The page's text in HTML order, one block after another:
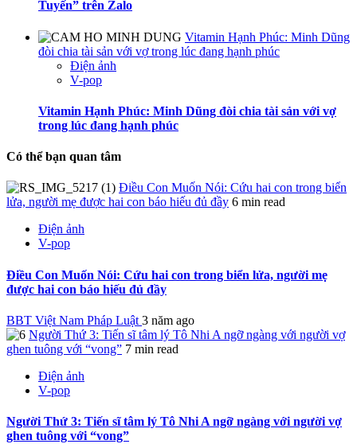
Tuyến” trên Zalo
Vitamin Hạnh Phúc: Minh Dũng
đòi chia tài sản với vợ trong lúc đang hạnh phúc
Điện ảnh
V-pop
Vitamin Hạnh Phúc: Minh Dũng đòi chia tài sản với vợ
trong lúc đang hạnh phúc
Có thể bạn quan tâm
Điều Con Muốn Nói: Cứu hai con trong biển
lửa, người mẹ được hai con báo hiếu đủ đầy 6 min read
Điện ảnh
V-pop
Điều Con Muốn Nói: Cứu hai con trong biển lửa, người mẹ
được hai con báo hiếu đủ đầy
BBT Việt Nam Pháp Luật 3 năm ago
Người Thứ 3: Tiến sĩ tâm lý Tô Nhi A ngỡ ngàng với người vợ
ghen tuông với “vong” 7 min read
Điện ảnh
V-pop
Người Thứ 3: Tiến sĩ tâm lý Tô Nhi A ngỡ ngàng với người vợ
ghen tuông với “vong”